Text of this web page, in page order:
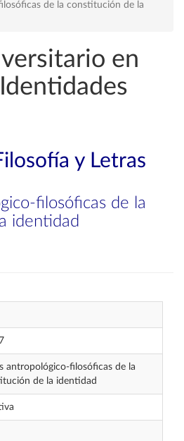
de la constitución de la
en
y Letras
filosóficas de la
identidad
antropológico-filosóficas de la
de la identidad